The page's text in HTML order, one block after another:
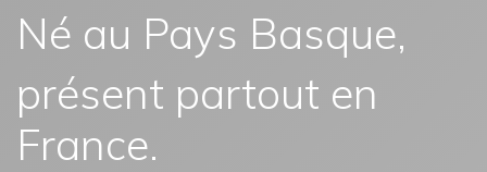
Né au Pays Basque,
présent partout en
France.